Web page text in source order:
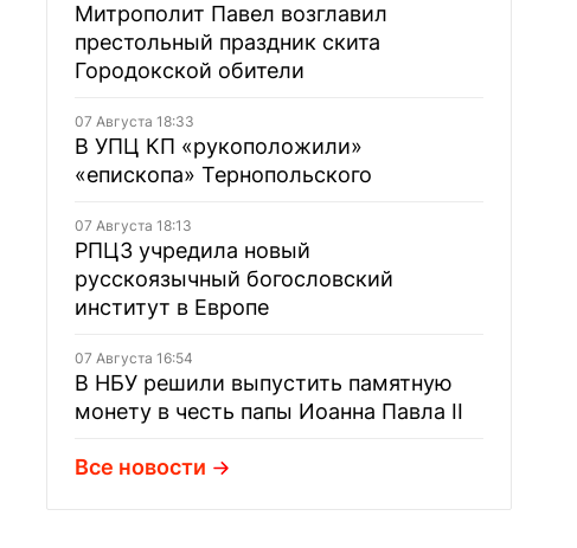
Митрополит Павел возглавил
престольный праздник скита
Городокской обители
07 Августа 18:33
В УПЦ КП «рукоположили»
«епископа» Тернопольского
07 Августа 18:13
РПЦЗ учредила новый
русскоязычный богословский
институт в Европе
07 Августа 16:54
В НБУ решили выпустить памятную
монету в честь папы Иоанна Павла II
Все новости